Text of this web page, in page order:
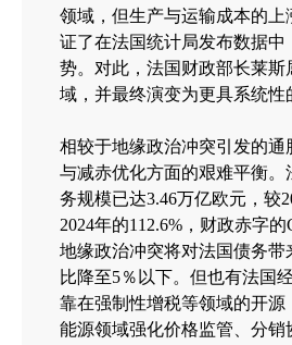
领域，但生产与运输成本的
证了在法国统计局发布数据
势。对此，法国财政部长莱
域，并最终演变为更具系统性
相较于地缘政治冲突引发的
与减赤优化方面的艰难平衡
务规模已达3.46万亿欧元，较
2024年的112.6%，财政赤字
地缘政治冲突将对法国债务带
比降至5％以下。但也有法国
靠在强制性增税等领域的开
能源领域强化价格监管、分